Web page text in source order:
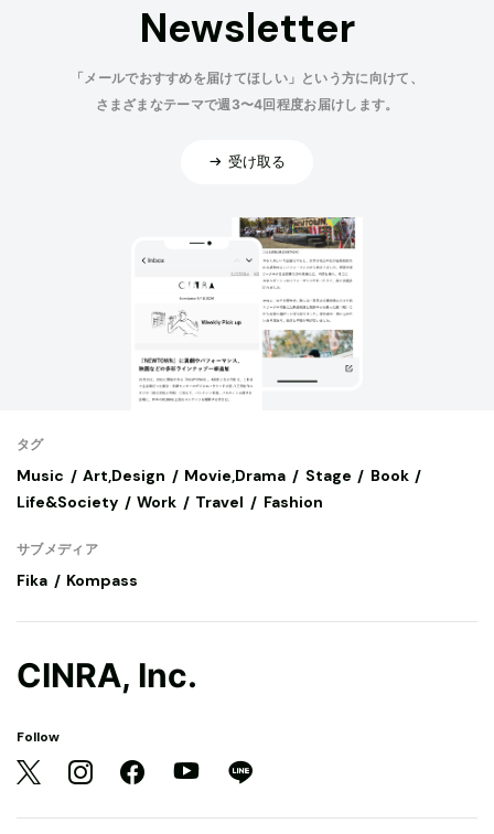
Newsletter
「メールでおすすめを届けてほしい」という方に向けて、
さまざまなテーマで週3〜4回程度お届けします。
受け取る
タグ
Music Art,Design Movie,Drama Stage
Book
Life&Society
Work Travel Fashion
サブメディア
Fika Kompass
CINRA, Inc.
Follow